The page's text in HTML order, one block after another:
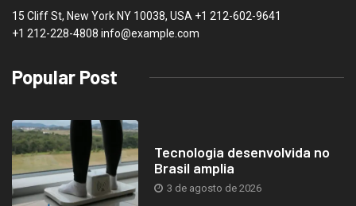
15 Cliff St, New York NY 10038, USA +1 212-602-9641
+1 212-228-4808 info@example.com
Popular Post
Tecnologia desenvolvida no
Brasil amplia
3 de agosto de 2026